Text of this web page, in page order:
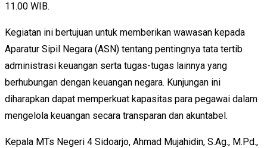
11.00 WIB.
Kegiatan ini bertujuan untuk memberikan wawasan kepada
Aparatur Sipil Negara (ASN) tentang pentingnya tata tertib
administrasi keuangan serta tugas-tugas lainnya yang
berhubungan dengan keuangan negara. Kunjungan ini
diharapkan dapat memperkuat kapasitas para pegawai dalam
mengelola keuangan secara transparan dan akuntabel.
Kepala MTs Negeri 4 Sidoarjo, Ahmad Mujahidin, S.Ag., M.Pd.,